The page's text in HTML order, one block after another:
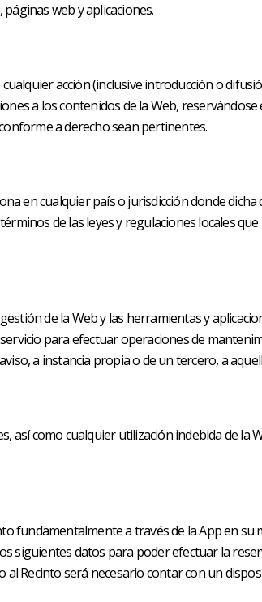
web y aplicaciones.
acción (inclusive introducción o
a los contenidos de la Web, reservándose
a derecho sean pertinentes.
en cualquier país o jurisdicción donde
de las leyes y regulaciones locales
de la Web y las herramientas y
para efectuar operaciones de
a instancia propia o de un tercero, a
como cualquier utilización indebida de la
fundamentalmente a través de la App en
siguientes datos para poder efectuar la
Recinto será necesario contar con un